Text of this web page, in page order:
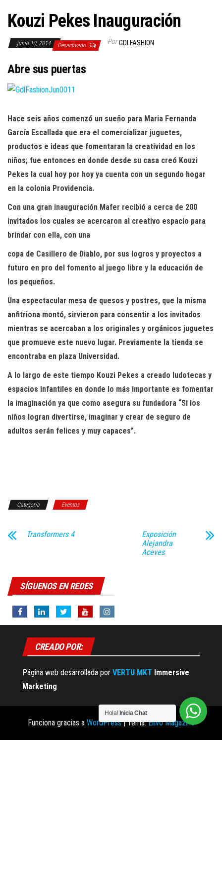
Kouzi Pekes Inauguración
junio 10, 2014 Desactivado Por GDLFASHION
Abre sus puertas
Hace seis años comenzó un sueño para Maria Fernanda
García Escallada que era el comercializar juguetes,
productos e ideas que fomentaran la creatividad en los
niños; fue entonces en donde desde su casa creó Kouzi
Pekes la cual hoy por hoy ya cuenta con un segundo hogar
en la colonia Providencia.
Con una gran inauguración Mafer recibió a cerca de 200
invitados los cuales se acercaron al creativo espacio para
brindar con ella, con una
copa de Casillero de Diablo, por sus logros y proyectos a
futuro en pro del fomento al juego libre y la educación de
los pequeños.
Una espectacular mesa de quesos y postres, que la misma
anfitriona montó, sirvieron para consentir a los invitados
mientras se acercaban a los originales y orgánicos juguetes
que promueve este nuevo lugar. Previamente la tienda se
encontraba en plaza Universidad.
A lo largo de este tiempo Kouzi Pekes a creado ludotecas y
espacios infantiles en donde lo más importante es fomentar
la imaginación ya que como asegura su fundadora “Si los
niños logran divertirse, imaginar y crear de seguro de
adultos serán felices y muy capaces”.
Categoría Eventos
Transformers 4
Exposición
Alejandra
Aceves
SÍGUENOS EN REDES
CREADO POR:
Página web desarrollada por VERTU MKT Immersive
Marketing
Funciona gracias a WordPress |Tema:Envo Magazine
Hola! Inicia Chat